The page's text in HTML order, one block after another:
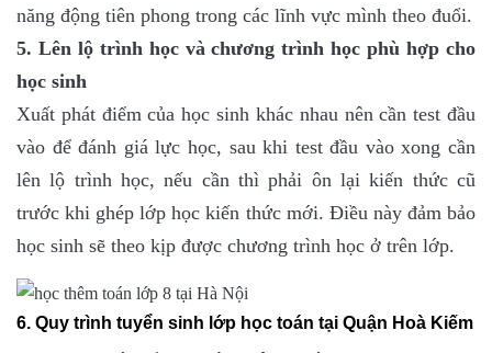
năng động tiên phong trong các lĩnh vực mình theo đuổi.
5. Lên lộ trình học và chương trình học phù hợp cho
học sinh
Xuất phát điểm của học sinh khác nhau nên cần test đầu
vào để đánh giá lực học, sau khi test đầu vào xong cần
lên lộ trình học, nếu cần thì phải ôn lại kiến thức cũ
trước khi ghép lớp học kiến thức mới. Điều này đảm bảo
học sinh sẽ theo kịp được chương trình học ở trên lớp.
6. Quy trình tuyển sinh lớp học toán tại Quận Hoà Kiếm